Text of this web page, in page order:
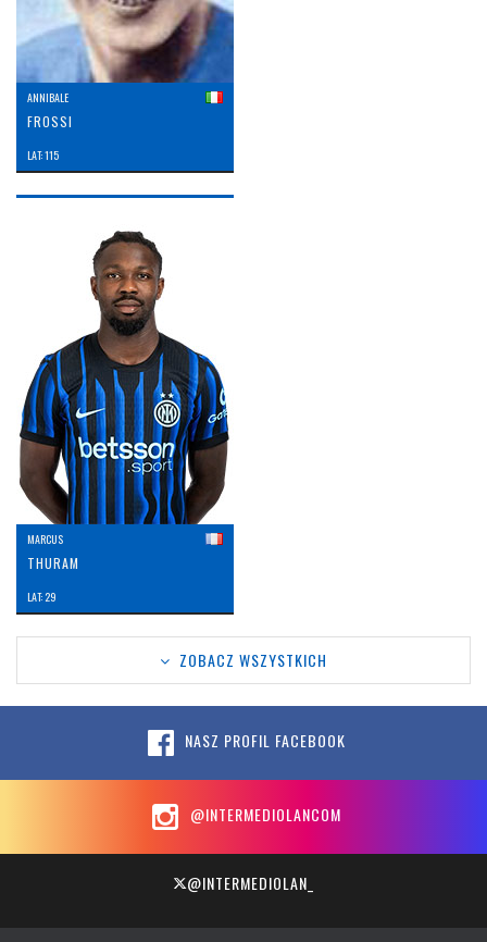
ANNIBALE
FROSSI
LAT: 115
MARCUS
THURAM
LAT: 29
ZOBACZ WSZYSTKICH
NASZ PROFIL FACEBOOK
@INTERMEDIOLANCOM
@INTERMEDIOLAN_